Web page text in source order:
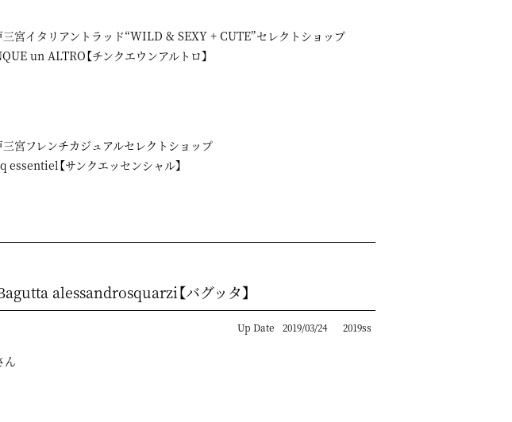
三宮イタリアントラッド“WILD & SEXY + CUTE”セレクトショップ
un ALTRO【チンクエウンアルトロ】
三宮フレンチカジュアルセレクトショップ
essentiel【サンクエッセンシャル】
alessandrosquarzi【バグッタ】
Up Date 2019/03/24 2019ss
ん